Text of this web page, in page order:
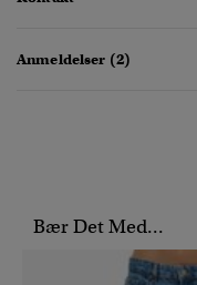
Anmeldelser (2)
Bær Det Med...